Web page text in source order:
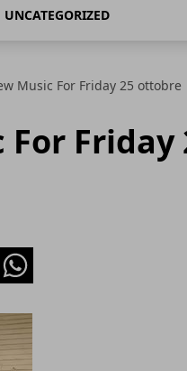
UNCATEGORIZED
Music For Friday 25 ottobre
For
Whatsapp